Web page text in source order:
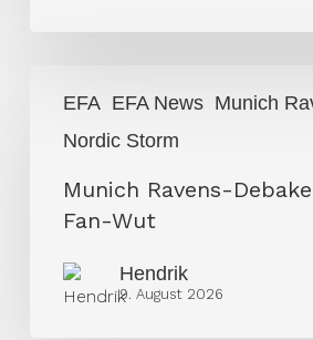
EFA EFA News Munich
Nordic Storm
Ravens-
Debakel
Munich Ravens-
Fan-Wut
Hendrik
9. August 2026